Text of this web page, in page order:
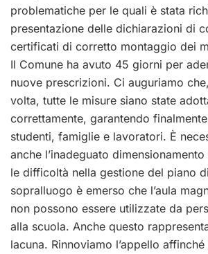
problematiche per le quali è stata
presentazione delle dichiarazioni di
certificati di corretto montaggio dei
Il Comune ha avuto 45 giorni per
nuove prescrizioni. Ci auguriamo
volta, tutte le misure siano state
correttamente, garantendo
studenti, famiglie e lavoratori. È
anche l’inadeguato
le difficoltà nella gestione del piano
sopralluogo è emerso che l’aula
non possono essere utilizzate da
alla scuola. Anche questo
lacuna. Rinnoviamo l’appello affinché